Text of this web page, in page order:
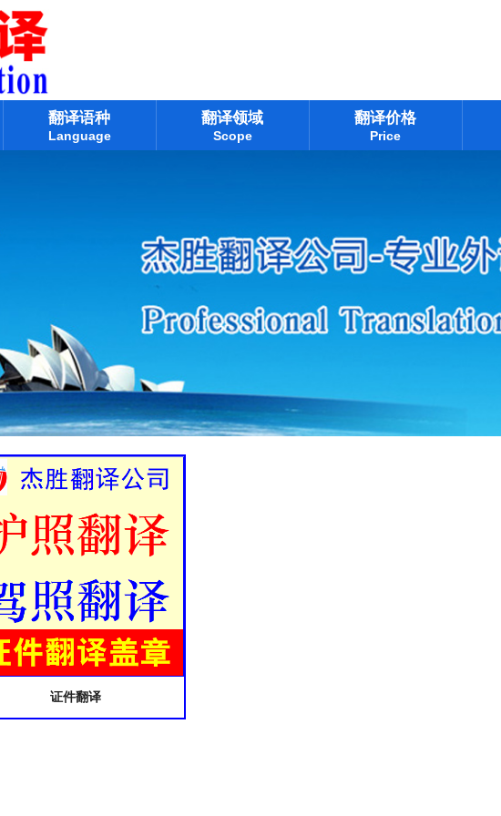
翻译语种
Language
翻译领域
Scope
翻译价格
Price
证件翻译